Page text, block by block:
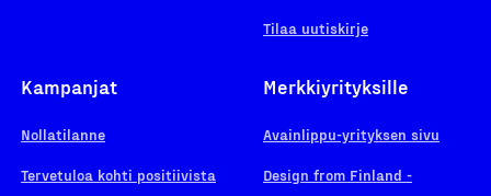
Tilaa uutiskirje
Kampanjat
Nollatilanne
Tervetuloa kohti positiivista
Merkkiyrityksille
Avainlippu-yrityksen sivu
Design from Finland -